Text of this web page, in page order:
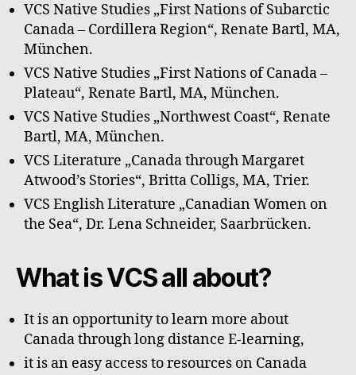
VCS Native Studies „First Nations of Subarctic
Canada – Cordillera Region“, Renate Bartl, MA,
München.
VCS Native Studies „First Nations of Canada –
Plateau“, Renate Bartl, MA, München.
VCS Native Studies „Northwest Coast“, Renate
Bartl, MA, München.
VCS Literature „Canada through Margaret
Atwood’s Stories“, Britta Colligs, MA, Trier.
VCS English Literature „Canadian Women on
the Sea“, Dr. Lena Schneider, Saarbrücken.
What is VCS all about?
It is an opportunity to learn more about
Canada through long distance E-learning,
it is an easy access to resources on Canada